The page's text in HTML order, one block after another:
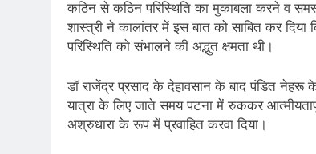
कठिन से कठिन परिस्थिति का मुकाबला करने व
शास्त्री ने कालांतर में इस बात को साबित कर
परिस्थिति को संभालने की अद्भुत क्षमता थी।
डॉ राजेंद्र प्रसाद के देहावसान के बाद पंडित नेहरू
यात्रा के लिए जाते समय पटना में रुककर
अश्रुधारा के रूप में प्रवाहित करवा दिया।